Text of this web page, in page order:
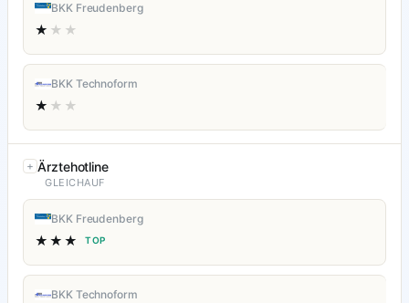
BKK Freudenberg
★ ★★
BKK Technoform
★ ★★
Ärztehotline
GLEICHAUF
BKK Freudenberg
★★★ TOP
BKK Technoform